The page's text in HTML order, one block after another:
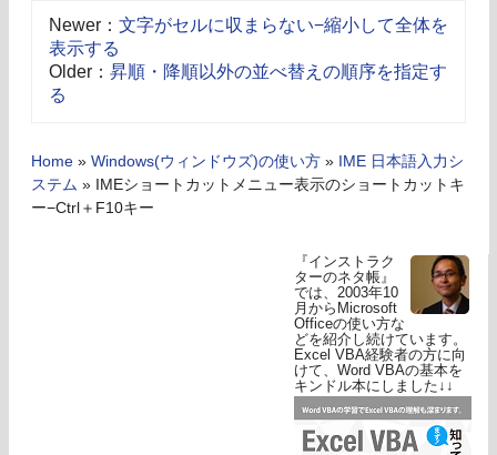
Newer： 文字がセルに収まらない−縮小して全体を
表示する
Older： 昇順・降順以外の並べ替えの順序を指定す
る
Home » Windows(ウィンドウズ)の使い方 »
IME 日本語入力シ
ステム »
IMEショートカットメニュー表示のショートカットキ
ー−Ctrl＋F10キー
『インストラク
ターのネタ帳』
では、2003年10
月からMicrosoft
Officeの使い方な
どを紹介し続けています。
Excel VBA経験者の方に向
けて、Word VBAの基本を
キンドル本にしました↓↓